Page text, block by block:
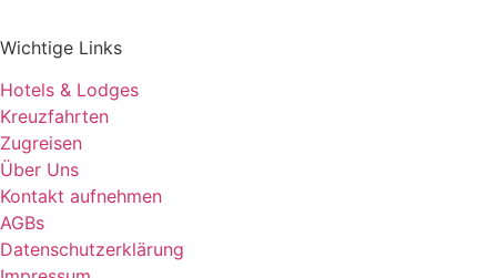
Wichtige Links
Hotels & Lodges
Kreuzfahrten
Zugreisen
Über Uns
Kontakt aufnehmen
AGBs
Datenschutzerklärung